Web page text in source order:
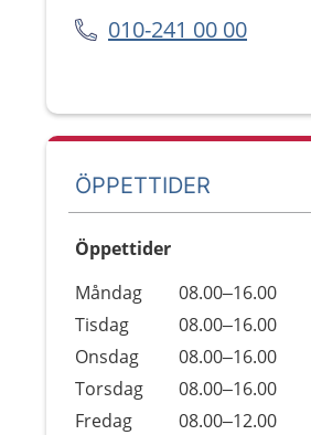
010-241 00 00
ÖPPETTIDER
Öppettider
Dag
Öppettider
Kommentarer
Måndag
08.00–16.00
Tisdag
08.00–16.00
Onsdag
08.00–16.00
Torsdag
08.00–16.00
Fredag
08.00–12.00